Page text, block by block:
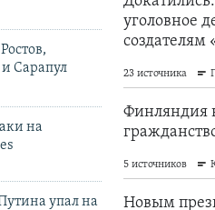
Сарапул
на
упал на